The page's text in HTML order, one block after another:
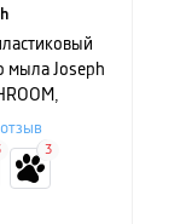
мыла Joseph
см, серый с
3